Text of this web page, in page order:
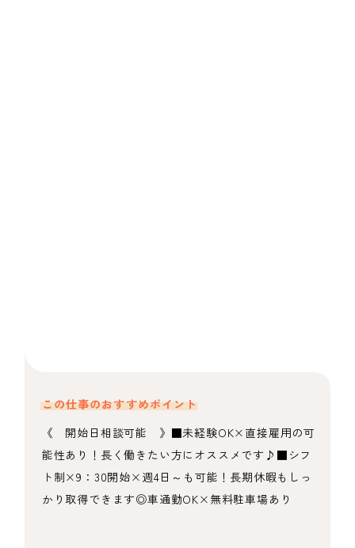
この仕事のおすすめポイント
《 開始日相談可能 》■未経験OK×直接雇用の可
能性あり！長く働きたい方にオススメです♪■シフ
ト制×9：30開始×週4日～も可能！長期休暇もしっ
かり取得できます◎車通勤OK×無料駐車場あり